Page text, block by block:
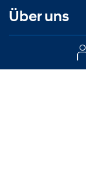
Über uns